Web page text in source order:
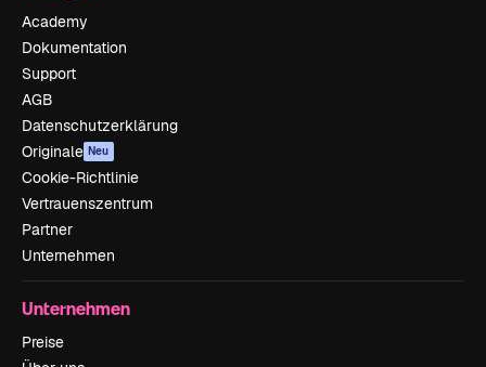
Academy
Dokumentation
Support
AGB
Datenschutzerklärung
Originale Neu
Cookie-Richtlinie
Vertrauenszentrum
Partner
Unternehmen
Unternehmen
Preise